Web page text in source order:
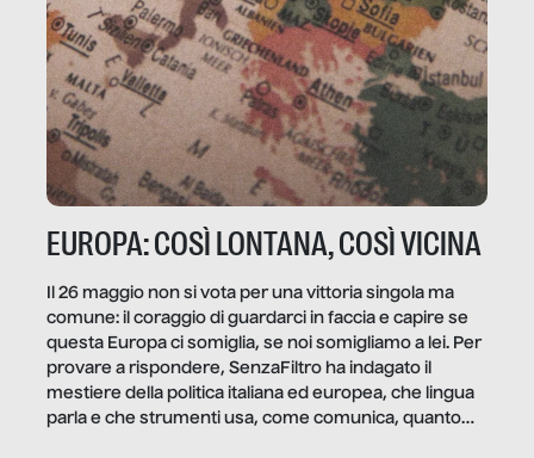
EUROPA: COSÌ LONTANA, COSÌ VICINA
Il 26 maggio non si vota per una vittoria singola ma
comune: il coraggio di guardarci in faccia e capire se
questa Europa ci somiglia, se noi somigliamo a lei. Per
provare a rispondere, SenzaFiltro ha indagato il
mestiere della politica italiana ed europea, che lingua
parla e che strumenti usa, come comunica, quanto